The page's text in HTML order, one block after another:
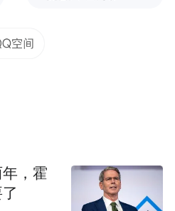
解。
于中国足球的发展非常
员的足球理念、对足
，霍